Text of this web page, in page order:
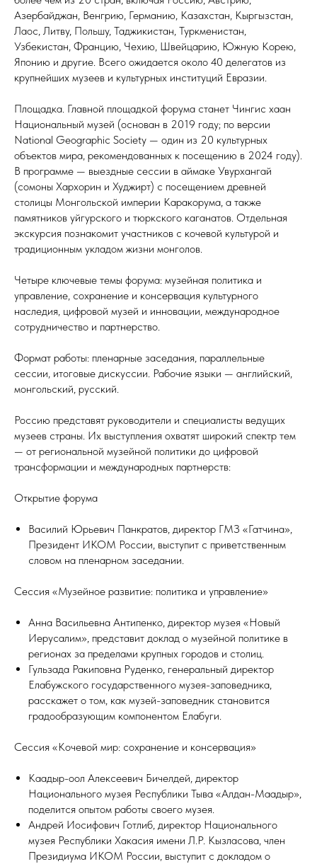
Азербайджан, Венгрию, Германию, Казахстан, Кыргызстан,
Лаос, Литву, Польшу, Таджикистан, Туркменистан,
Узбекистан, Францию, Чехию, Швейцарию, Южную Корею,
Японию и другие. Всего ожидается около 40 делегатов из
крупнейших музеев и культурных институций Евразии.
Площадка. Главной площадкой форума станет Чингис хаан
Национальный музей (основан в 2019 году; по версии
National Geographic Society — один из 20 культурных
объектов мира, рекомендованных к посещению в 2024 году).
В программе — выездные сессии в аймаке Увурхангай
(сомоны Хархорин и Худжирт) с посещением древней
столицы Монгольской империи Каракорума, а также
памятников уйгурского и тюркского каганатов. Отдельная
экскурсия познакомит участников с кочевой культурой и
традиционным укладом жизни монголов.
Четыре ключевые темы форума: музейная политика и
управление, сохранение и консервация культурного
наследия, цифровой музей и инновации, международное
сотрудничество и партнерство.
Формат работы: пленарные заседания, параллельные
сессии, итоговые дискуссии. Рабочие языки — английский,
монгольский, русский.
Россию представят руководители и специалисты ведущих
музеев страны. Их выступления охватят широкий спектр тем
— от региональной музейной политики до цифровой
трансформации и международных партнерств:
Открытие форума
Василий Юрьевич Панкратов, директор ГМЗ «Гатчина»,
Президент ИКОМ России, выступит с приветственным
словом на пленарном заседании.
Сессия «Музейное развитие: политика и управление»
Анна Васильевна Антипенко, директор музея «Новый
Иерусалим», представит доклад о музейной политике в
регионах за пределами крупных городов и столиц.
Гульзада Ракиповна Руденко, генеральный директор
Елабужского государственного музея-заповедника,
расскажет о том, как музей-заповедник становится
градообразующим компонентом Елабуги.
Сессия «Кочевой мир: сохранение и консервация»
Каадыр-оол Алексеевич Бичелдей, директор
Национального музея Республики Тыва «Алдан-Маадыр»,
поделится опытом работы своего музея.
Андрей Иосифович Готлиб, директор Национального
музея Республики Хакасия имени Л.Р. Кызласова, член
Президиума ИКОМ России, выступит с докладом о